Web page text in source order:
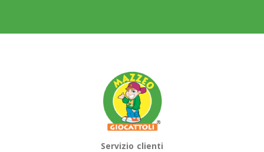
Servizio clienti